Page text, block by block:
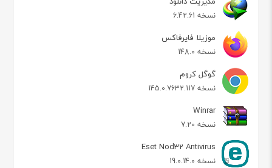
نسخه 6.42.61
موزیلا فایرفاکس
نسخه 148.0
گوگل کروم
نسخه 145.0.7632.117
Winrar
نسخه 7.20
Eset Nod32 Antivirus
نسخه 19.0.14.0